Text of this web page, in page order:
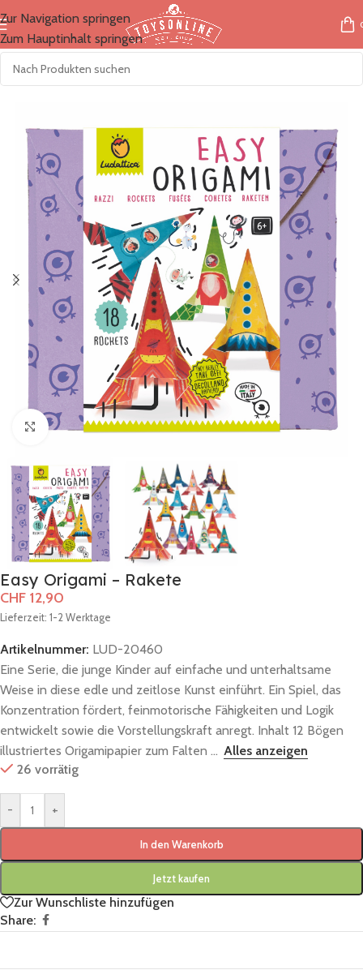
Zur Navigation springen
Zum Hauptinhalt springen
Start/Marken/Ludattica
Zum Vergrößern klicken
Easy Origami – Rakete
CHF 12,90
Lieferzeit: 1-2 Werktage
Artikelnummer: LUD-20460
Eine Serie, die junge Kinder auf einfache und unterhaltsame
Weise in diese edle und zeitlose Kunst einführt. Ein Spiel, das
Konzentration fördert, feinmotorische Fähigkeiten und Logik
entwickelt sowie die Vorstellungskraft anregt. Inhalt 12 Bögen
illustriertes Origamipapier zum Falten ... Alles anzeigen
26 vorrätig
- +
In den Warenkorb
Jetzt kaufen
Zur Wunschliste hinzufügen
Share: